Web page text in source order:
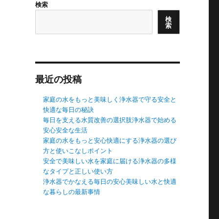
検索
検
索
最近の投稿
家庭の水をもっと美味しく浄水器で守る安全と
快適な毎日の秘訣
毎日を支える水質改善の選択肢浄水器で始める
安心安全な生活
家庭の水をもっと安心快適にする浄水器の選び
方と使いこなしポイント
安全で美味しい水を家庭に届ける浄水器の多様
なタイプと正しい使い方
浄水器でかなえる毎日の安心美味しい水と快適
な暮らしの最新事情